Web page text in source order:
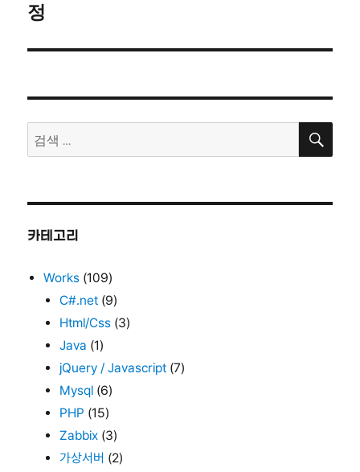
색
정
검
색:
검
카테고리
Works (109)
C#.net (9)
Html/Css (3)
Java (1)
jQuery / Javascript (7)
Mysql (6)
PHP (15)
Zabbix (3)
가상서버 (2)